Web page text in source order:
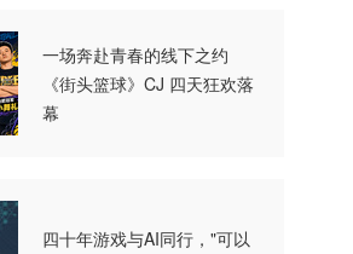
一场奔赴青春的线下之约
《街头篮球》CJ 四天狂欢落
幕
四十年游戏与AI同行，"可以